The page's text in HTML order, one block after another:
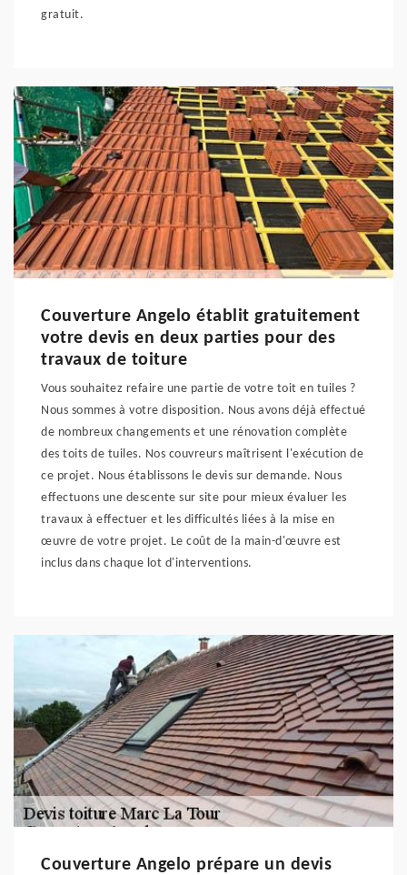
gratuit.
Couverture Angelo établit gratuitement
votre devis en deux parties pour des
travaux de toiture
Vous souhaitez refaire une partie de votre toit en tuiles ?
Nous sommes à votre disposition. Nous avons déjà effectué
de nombreux changements et une rénovation complète
des toits de tuiles. Nos couvreurs maîtrisent l'exécution de
ce projet. Nous établissons le devis sur demande. Nous
effectuons une descente sur site pour mieux évaluer les
travaux à effectuer et les difficultés liées à la mise en
œuvre de votre projet. Le coût de la main-d'œuvre est
inclus dans chaque lot d'interventions.
Couverture Angelo prépare un devis